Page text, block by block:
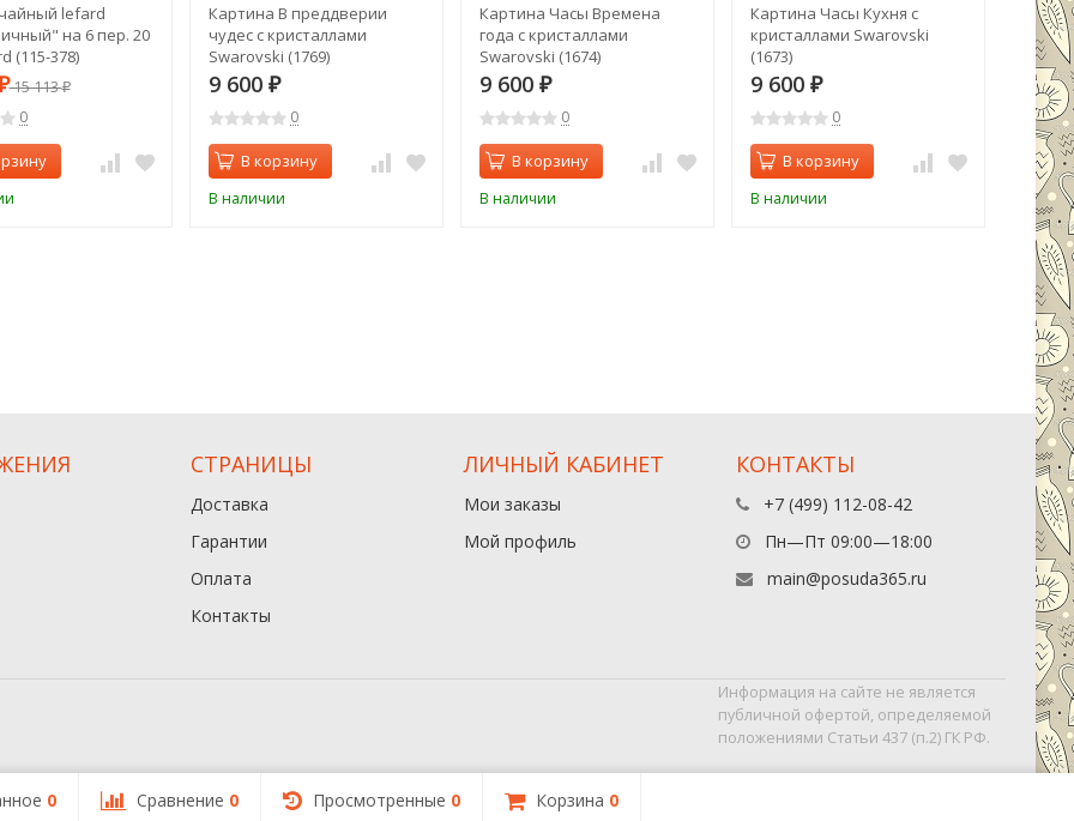
lefard
на 6 пер. 20
(115-378)
15 113₽
0
Картина В преддверии
чудес с кристаллами
Swarovski (1769)
9 600 ₽
0
В корзину
В наличии
Картина Часы Времена
года с кристаллами
Swarovski (1674)
9 600 ₽
0
В корзину
В наличии
Картина Часы Кухня с
кристаллами Swarovski
(1673)
9 600 ₽
0
В корзину
В наличии
(1672)
9
В
В
СТРАНИЦЫ
Доставка
Гарантии
Оплата
Контакты
ЛИЧНЫЙ КАБИНЕТ
Мои заказы
Мой профиль
КОНТАКТЫ
+7 (499) 112-08-42
Пн—Пт 09:00—18:00
main@posuda365.ru
Информация на сайте не является
публичной офертой, определяемой
положениями Статьи 437 (п.2) ГК РФ.
0 Сравнение 0 Просмотренные 0 Корзина 0